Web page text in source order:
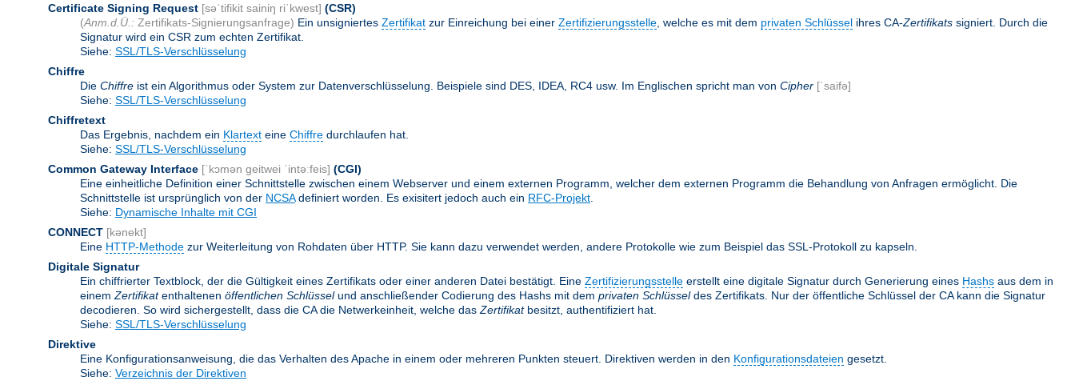
Certificate Signing Request [səˈtifikit sainiŋ riˈkwest] (CSR)
(Anm.d.Ü.: Zertifikats-Signierungsanfrage) Ein unsigniertes Zertifikat zur Einreichung bei einer Zertifizierungsstelle , welche es mit dem privaten Schlüssel ihres CA-Zertifikats signiert. Durch die
Signatur wird ein CSR zum echten Zertifikat.
Siehe: SSL/TLS-Verschlüsselung
Chiffre
Die Chiffre ist ein Algorithmus oder System zur Datenverschlüsselung. Beispiele sind DES, IDEA, RC4 usw. Im Englischen spricht man von Cipher [ˈsaifə]
Siehe: SSL/TLS-Verschlüsselung
Chiffretext
Das Ergebnis, nachdem ein Klartext eine Chiffre durchlaufen hat.
Siehe: SSL/TLS-Verschlüsselung
Common Gateway Interface [ˈkɔmən geitwei ˈintəːfeis] (CGI)
Eine einheitliche Definition einer Schnittstelle zwischen einem Webserver und einem externen Programm, welcher dem externen Programm die Behandlung von Anfragen ermöglicht. Die
Schnittstelle ist ursprünglich von der NCSAdefiniert worden. Es exisitert jedoch auch ein RFC-Projekt
Siehe: Dynamische Inhalte mit CGI
CONNECT [kənekt]
Eine HTTP-Methode zur Weiterleitung von Rohdaten über HTTP. Sie kann dazu verwendet werden, andere Protokolle wie zum Beispiel das SSL-Protokoll zu kapseln.
Digitale Signatur
Ein chiffrierter Textblock, der die Gültigkeit eines Zertifikats oder einer anderen Datei bestätigt. Eine Zertifizierungsstelle erstellt eine digitale Signatur durch Generierung eines Hashs aus dem in
einem Zertifikatenthaltenen öffentlichen Schlüsselund anschließender Codierung des Hashs mit dem privaten Schlüsseldes Zertifikats. Nur der öffentliche Schlüssel der CA kann die Signatur
decodieren. So wird sichergestellt, dass die CA die Netwerkeinheit, welche das Zertifikatbesitzt, authentifiziert hat.
Siehe: SSL/TLS-Verschlüsselung
Direktive
Eine Konfigurationsanweisung, die das Verhalten des Apache in einem oder mehreren Punkten steuert. Direktiven werden in den Konfigurationsdateien gesetzt.
Siehe: Verzeichnis der Direktiven